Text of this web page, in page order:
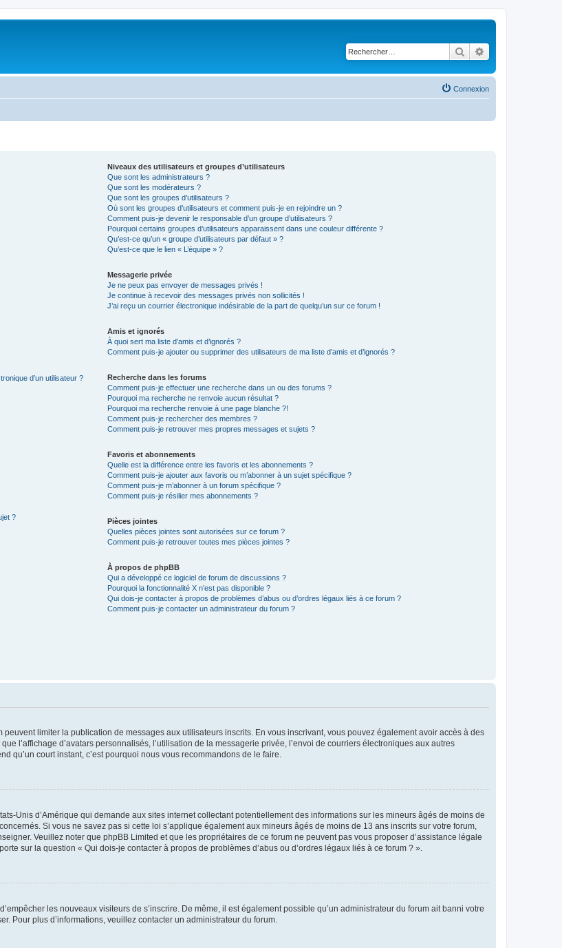
Rechercher
Connexion
d’un utilisateur ?
?
Niveaux des utilisateurs et groupes d’utilisateurs
Que sont les administrateurs ?
Que sont les modérateurs ?
Que sont les groupes d’utilisateurs ?
Où sont les groupes d’utilisateurs et comment puis-je en rejoindre un ?
Comment puis-je devenir le responsable d’un groupe d’utilisateurs ?
Pourquoi certains groupes d’utilisateurs apparaissent dans une couleur différente ?
Qu’est-ce qu’un « groupe d’utilisateurs par défaut » ?
Qu’est-ce que le lien « L’équipe » ?
Messagerie privée
Je ne peux pas envoyer de messages privés !
Je continue à recevoir des messages privés non sollicités !
J’ai reçu un courrier électronique indésirable de la part de quelqu’un sur ce forum !
Amis et ignorés
À quoi sert ma liste d’amis et d’ignorés ?
Comment puis-je ajouter ou supprimer des utilisateurs de ma liste d’amis et d’ignorés ?
Recherche dans les forums
Comment puis-je effectuer une recherche dans un ou des forums ?
Pourquoi ma recherche ne renvoie aucun résultat ?
Pourquoi ma recherche renvoie à une page blanche ?!
Comment puis-je rechercher des membres ?
Comment puis-je retrouver mes propres messages et sujets ?
Favoris et abonnements
Quelle est la différence entre les favoris et les abonnements ?
Comment puis-je ajouter aux favoris ou m’abonner à un sujet spécifique ?
Comment puis-je m’abonner à un forum spécifique ?
Comment puis-je résilier mes abonnements ?
Pièces jointes
Quelles pièces jointes sont autorisées sur ce forum ?
Comment puis-je retrouver toutes mes pièces jointes ?
À propos de phpBB
Qui a développé ce logiciel de forum de discussions ?
Pourquoi la fonctionnalité X n’est pas disponible ?
Qui dois-je contacter à propos de problèmes d’abus ou d’ordres légaux liés à ce forum ?
Comment puis-je contacter un administrateur du forum ?
limiter la publication de messages aux utilisateurs inscrits. En vous inscrivant, vous pouvez également avoir accès à des
l’affichage d’avatars personnalisés, l’utilisation de la messagerie privée, l’envoi de courriers électroniques aux autres
qu’un court instant, c’est pourquoi nous vous recommandons de le faire.
Unis d’Amérique qui demande aux sites internet collectant potentiellement des informations sur les mineurs âgés de moins de
Si vous ne savez pas si cette loi s’applique également aux mineurs âgés de moins de 13 ans inscrits sur votre forum,
Veuillez noter que phpBB Limited et que les propriétaires de ce forum ne peuvent pas vous proposer d’assistance légale
sur la question « Qui dois-je contacter à propos de problèmes d’abus ou d’ordres légaux liés à ce forum ? ».
les nouveaux visiteurs de s’inscrire. De même, il est également possible qu’un administrateur du forum ait banni votre
Pour plus d’informations, veuillez contacter un administrateur du forum.